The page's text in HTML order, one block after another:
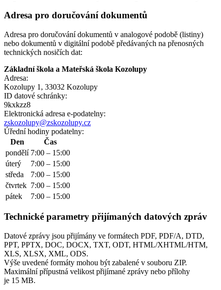
Adresa pro doručování dokumentů
Adresa pro doručování dokumentů v analogové podobě (listiny)
nebo dokumentů v digitální podobě předávaných na přenosných
technických nosičích dat:
Základní škola a Mateřská škola Kozolupy
Adresa:
Kozolupy 1, 33032 Kozolupy
ID datové schránky:
9kxkzz8
Elektronická adresa e‑podatelny:
zskozolupy@zskozolupy.cz
Úřední hodiny podatelny:
Den
Čas
pondělí 7:00 – 15:00
úterý
7:00 – 15:00
středa
7:00 – 15:00
čtvrtek 7:00 – 15:00
pátek
7:00 – 15:00
Technické parametry přijímaných datových zpráv
Datové zprávy jsou přijímány ve formátech PDF, PDF/A, DTD,
PPT, PPTX, DOC, DOCX, TXT, ODT, HTML/XHTML/HTM,
XLS, XLSX, XML, ODS.
Výše uvedené formáty mohou být zabalené v souboru ZIP.
Maximální přípustná velikost přijímané zprávy nebo přílohy
je 15 MB.